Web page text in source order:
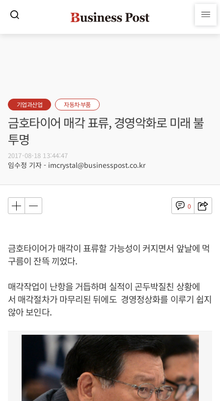
기업과산업 자동차·부품
금호타이어 매각 표류, 경영악화로 미래 불
투명
2017-08-18 13:44:47
임수정 기자 - imcrystal@businesspost.co.kr
0
금호타이어가 매각이 표류할 가능성이 커지면서 앞날에 먹
구름이 잔뜩 끼었다.
매각작업이 난항을 거듭하며 실적이 곤두박질친 상황에
서 매각절차가 마무리된 뒤에도 경영정상화를 이루기 쉽지
않아 보인다.